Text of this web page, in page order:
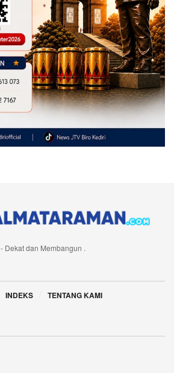
- Dekat dan Membangun .
INDEKS TENTANG KAMI